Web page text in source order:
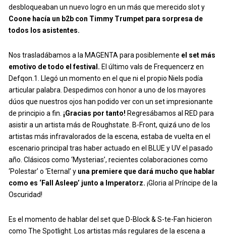
desbloqueaban un nuevo logro en un más que merecido slot y
Coone hacía un b2b con Timmy Trumpet para sorpresa de
todos los asistentes.
Nos trasladábamos a la MAGENTA para posiblemente el set más
emotivo de todo el festival. El último vals de Frequencerz en
Defqon.1. Llegó un momento en el que ni el propio Niels podía
articular palabra. Despedimos con honor a uno de los mayores
dúos que nuestros ojos han podido ver con un set impresionante
de principio a fin. ¡Gracias por tanto! Regresábamos al RED para
asistir a un artista más de Roughstate. B-Front, quizá uno de los
artistas más infravalorados de la escena, estaba de vuelta en el
escenario principal tras haber actuado en el BLUE y UV el pasado
año. Clásicos como ‘Mysterias’, recientes colaboraciones como
‘Polestar’ o ‘Eternal’ y una premiere que dará mucho que hablar
como es ‘Fall Asleep’ junto a Imperatorz. ¡Gloria al Príncipe de la
Oscuridad!
Es el momento de hablar del set que D-Block & S-te-Fan hicieron
como The Spotlight. Los artistas más regulares de la escena a